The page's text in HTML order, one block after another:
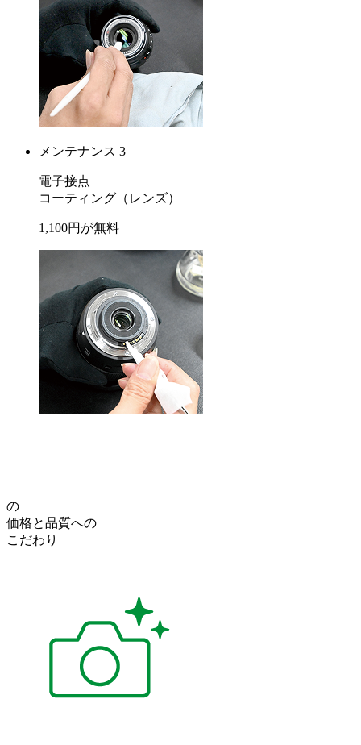
メンテナンス 3
電子接点
コーティング （レンズ）
1,100円が無料
の
価格と品質への
こだわり